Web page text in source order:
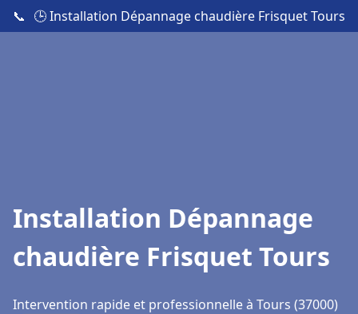
📞 🕒 Installation Dépannage chaudière Frisquet Tours
Installation Dépannage
chaudière Frisquet Tours
Intervention rapide et professionnelle à Tours (37000)